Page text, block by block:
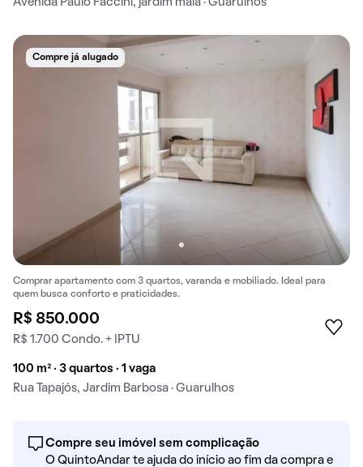
Avenida Paulo Faccini, jardim maia · Guarulhos
Compre já alugado
Comprar apartamento com 3 quartos, varanda e mobiliado. Ideal para
quem busca conforto e praticidades.
R$ 850.000
R$ 1.700 Condo. + IPTU
100 m² · 3 quartos · 1 vaga
Rua Tapajós, Jardim Barbosa · Guarulhos
Compre seu imóvel sem complicação
O QuintoAndar te ajuda do início ao fim da compra e